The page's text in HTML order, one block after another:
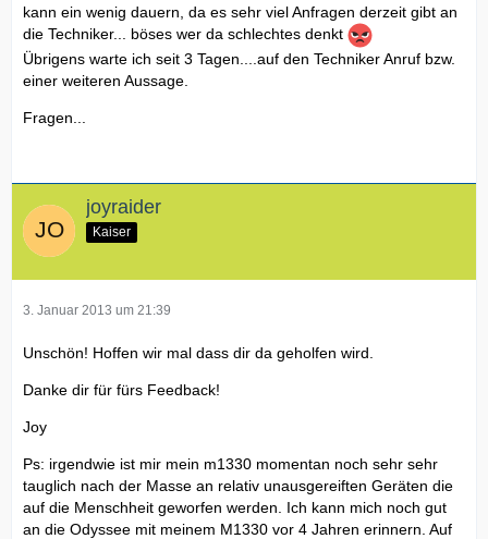
kann ein wenig dauern, da es sehr viel Anfragen derzeit gibt an
die Techniker... böses wer da schlechtes denkt
Übrigens warte ich seit 3 Tagen....auf den Techniker Anruf bzw.
einer weiteren Aussage.
Fragen...
joyraider
Kaiser
3. Januar 2013 um 21:39
Unschön! Hoffen wir mal dass dir da geholfen wird.
Danke dir für fürs Feedback!
Joy
Ps: irgendwie ist mir mein m1330 momentan noch sehr sehr
tauglich nach der Masse an relativ unausgereiften Geräten die
auf die Menschheit geworfen werden. Ich kann mich noch gut
an die Odyssee mit meinem M1330 vor 4 Jahren erinnern. Auf